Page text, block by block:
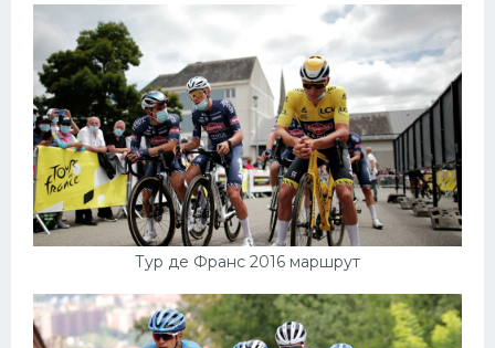
Тур де Франс 2016 маршрут